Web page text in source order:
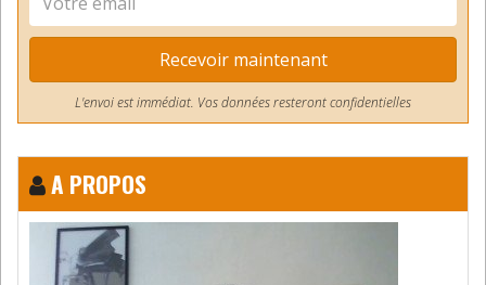
Recevoir maintenant
L'envoi est immédiat. Vos données resteront confidentielles
A PROPOS